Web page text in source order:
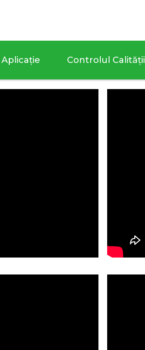
Aplicație Controlul Calității